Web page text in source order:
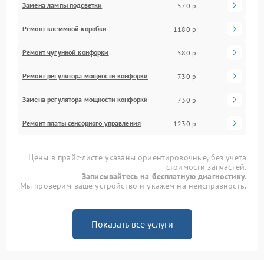
Замена лампы подсветки 570 р
Ремонт клеммной коробки 1180 р
Ремонт чугунной конфорки 580 р
Ремонт регулятора мощности конфорки 730 р
Замена регулятора мощности конфорки 730 р
Ремонт платы сенсорного управления 1230 р
Цены в прайс-листе указаны ориентировочные, без учета
стоимости запчастей.
Записывайтесь на бесплатную диагностику.
Мы проверим ваше устройство и укажем на неисправность.
Показать все услуги